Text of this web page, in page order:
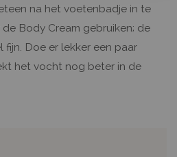
na het voetenbadje in te
Body Cream gebruiken; de
fijn. Doe er lekker een paar
het vocht nog beter in de